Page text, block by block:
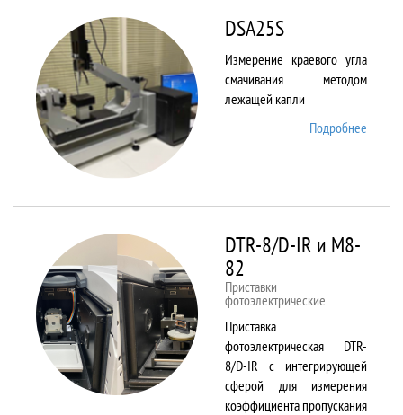
DSA25S
Измерение краевого угла
смачивания методом
лежащей капли
Подробнее
DTR-8/D-IR и М8-
82
Приставки
фотоэлектрические
Приставка
фотоэлектрическая DTR-
8/D-IR с интегрирующей
сферой для измерения
коэффициента пропускания